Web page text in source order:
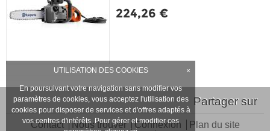
UTILISATION DES COOKIES ×
En poursuivant votre navigation sans modifier vos
paramètres de cookies, vous acceptez l'utilisation des
cookies pour disposer de services et d'offres adaptés à
vos centres d'intérêts. Pour gérer et modifier ces
224,26 €
Partager sur
Contact Nous trouver Connexion
Plan du site